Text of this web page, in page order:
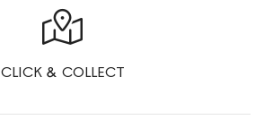
CLICK & COLLECT